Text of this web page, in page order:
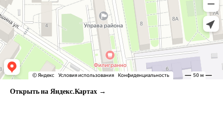
Открыть на Яндекс.Картах →